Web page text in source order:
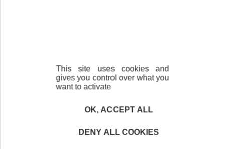
This site uses cookies and
gives you control over what you
want to activate
OK, ACCEPT ALL
DENY ALL COOKIES